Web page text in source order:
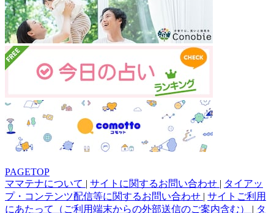
PAGETOP
ママテナについて | サイトに関するお問い合わせ | タイアッ
プ・コンテンツ配信等に関するお問い合わせ | サイトご利用
にあたって（ご利用端末からの外部送信のご案内含む） | タ